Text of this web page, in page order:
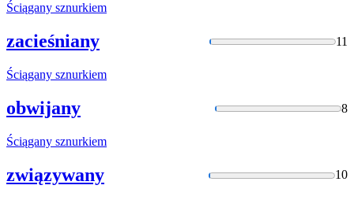
Ściągany sznurkiem
zacieśniany 11
Ściągany sznurkiem
obwijany 8
Ściągany sznurkiem
związywany 10